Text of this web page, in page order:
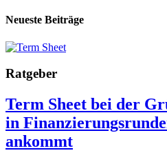
Neueste Beiträge
Ratgeber
Term Sheet bei der
in
ankommt